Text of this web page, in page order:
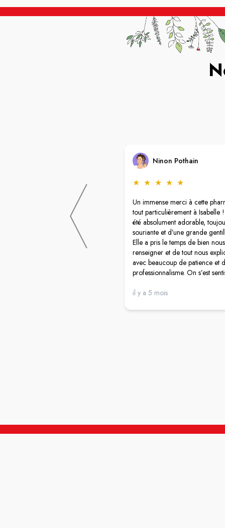
Ninon Pothain
★ ★ ★ ★ ★
Un immense merci à cette
tout particulièrement à Isabelle
été absolument adorable,
souriante et d’une grande
Elle a pris le temps de bien nous
renseigner et de tout nous
avec beaucoup de patience et
professionnalisme. On s’est
fait tellement plaisir de tomber
bienveillante. Merci encore
il y a 5 mois